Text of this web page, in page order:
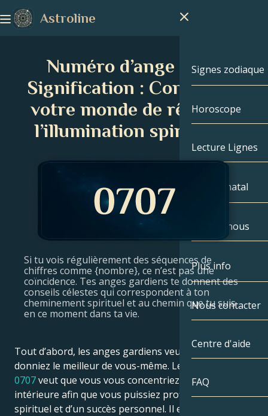
Astroline
Signes zodiaque
Signes
Capricorne
Poissons
Taureau
Gémeaux
Cancer
Lion
Vierge
Horoscope
Lecture Lignes
Thème natal
Thème natal
Célébrités
Par date
Propos nous
Plus info
Compatibilité
Tarot
Nombres
Nous contacter
Centre d'aide
FAQ
Numéro d’ange 0707
Signification : Construire
votre monde de rêve par
l’illumination spirituelle
Si tu vois régulièrement des séquences de
chiffres comme {nombre}, ce n’est pas une
coïncidence. Tes anges gardiens te donnent des
conseils célestes qui correspondent à ton
cheminement spirituel et au chemin que tu suis
en ce moment dans ta vie.
Tout d’abord, les anges gardiens veulent que vous
donniez le meilleur de vous-même. Le
0707veut que vous vous concentriez sur votre âme
intérieure afin que vous puissiez profiter d’un éveil
spirituel et d’un succès personnel. Il est temps de